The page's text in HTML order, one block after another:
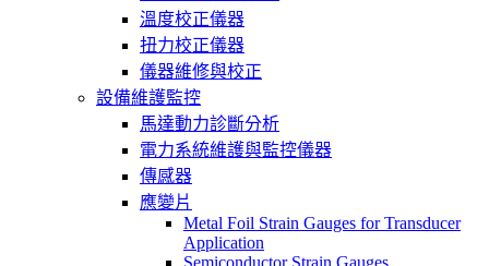
溫度校正儀器
扭力校正儀器
儀器維修與校正
設備維護監控
馬達動力診斷分析
電力系統維護與監控儀器
傳感器
應變片
Metal Foil Strain Gauges for Transducer
Application
Semiconductor Strain Gauges